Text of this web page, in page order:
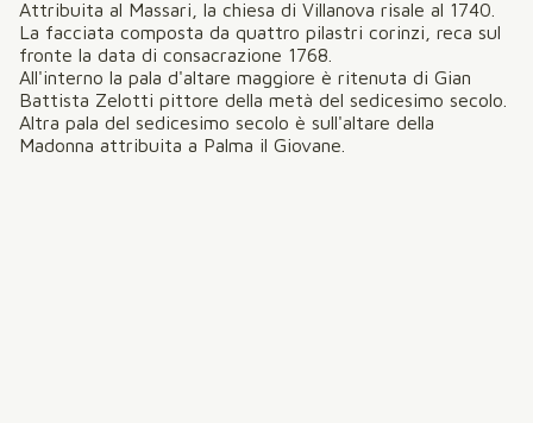
Attribuita al Massari, la chiesa di Villanova risale al 1740.
La facciata composta da quattro pilastri corinzi, reca sul
fronte la data di consacrazione 1768.
All'interno la pala d'altare maggiore è ritenuta di Gian
Battista Zelotti pittore della metà del sedicesimo secolo.
Altra pala del sedicesimo secolo è sull'altare della
Madonna attribuita a Palma il Giovane.